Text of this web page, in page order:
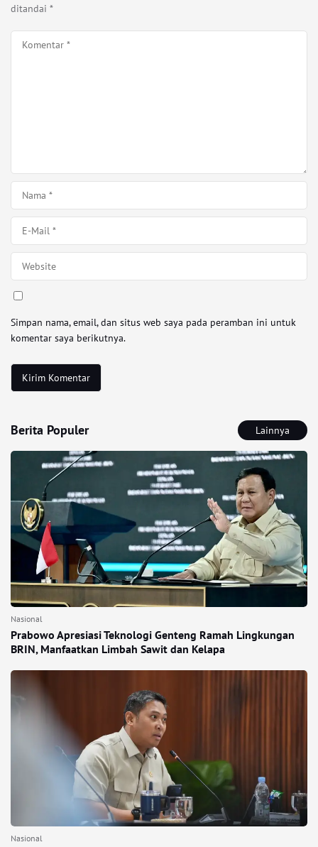
ditandai *
Simpan nama, email, dan situs web saya pada peramban ini untuk
komentar saya berikutnya.
Berita Populer Lainnya
Nasional
Prabowo Apresiasi Teknologi Genteng Ramah Lingkungan
BRIN, Manfaatkan Limbah Sawit dan Kelapa
Nasional